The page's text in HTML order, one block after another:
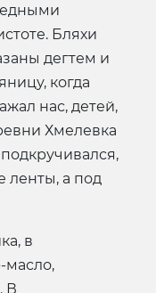
Бляхи
дегтем и
когда
нас, детей,
Хмелевка
ленты, а под
в
масло,
В